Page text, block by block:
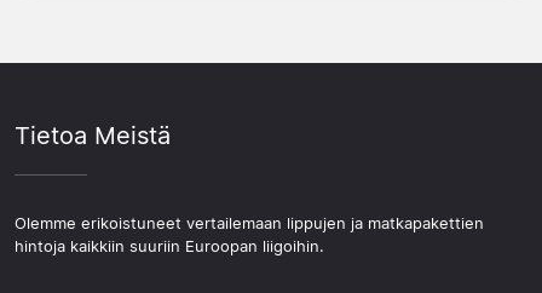
Tietoa Meistä
Olemme erikoistuneet vertailemaan lippujen ja matkapakettien
hintoja kaikkiin suuriin Euroopan liigoihin.